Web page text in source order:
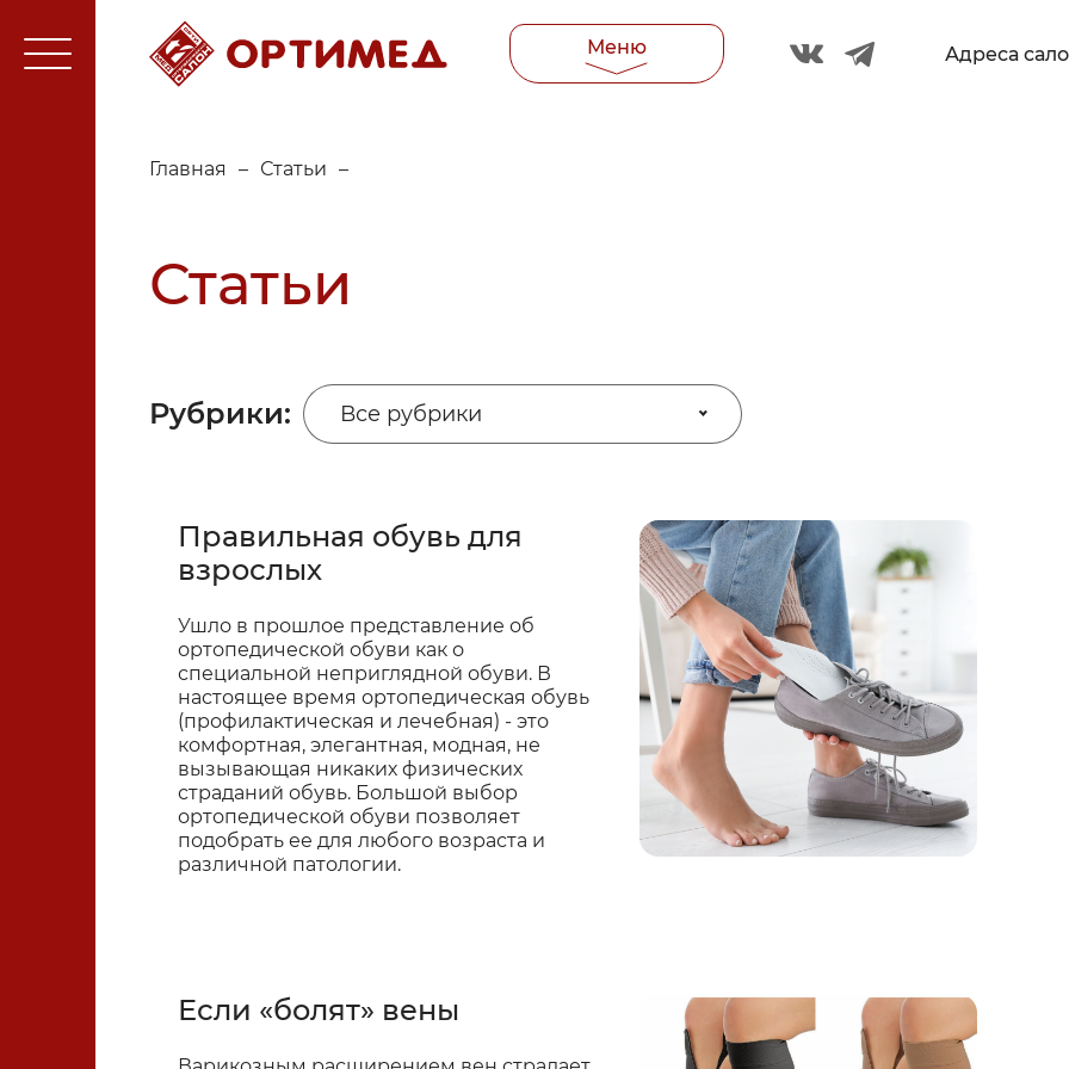
Адреса
Меню
Главная – Статьи –
Статьи
Рубрики: Все рубрики
Правильная обувь для
взрослых
Ушло в прошлое представление об
ортопедической обуви как о
специальной неприглядной обуви. В
настоящее время ортопедическая обувь
(профилактическая и лечебная) - это
комфортная, элегантная, модная, не
вызывающая никаких физических
страданий обувь. Большой выбор
ортопедической обуви позволяет
подобрать ее для любого возраста и
различной патологии.
Если «болят» вены